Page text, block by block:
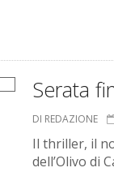
Serata
DI REDAZIONE
Il thriller, il
dell’Olivo di